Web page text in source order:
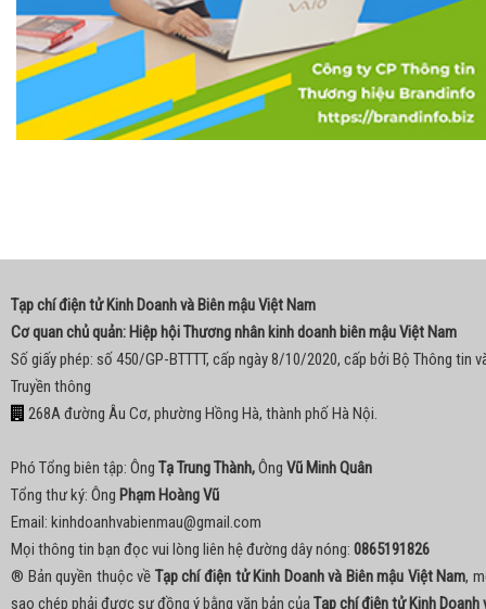
Tạp chí điện tử Kinh Doanh và Biên mậu Việt Nam
Cơ quan chủ quản: Hiệp hội Thương nhân kinh doanh biên mậu Việt Nam
Số giấy phép: số 450/GP-BTTTT, cấp ngày 8/10/2020, cấp bởi Bộ Thông tin
Truyền thông
268A đường Âu Cơ, phường Hồng Hà, thành phố Hà Nội.
Phó Tổng biên tập: Ông Tạ Trung Thành,Ông Vũ Minh Quân
Tổng thư ký: Ông Phạm Hoàng Vũ
Email: kinhdoanhvabienmau@gmail.com
Mọi thông tin bạn đọc vui lòng liên hệ đường dây nóng: 0865191826
® Bản quyền thuộc về Tạp chí điện tử Kinh Doanh và Biên mậu Việt Nam,
sao chép phải được sự đồng ý bằng văn bản củaTạp chí điện tử Kinh Doanh